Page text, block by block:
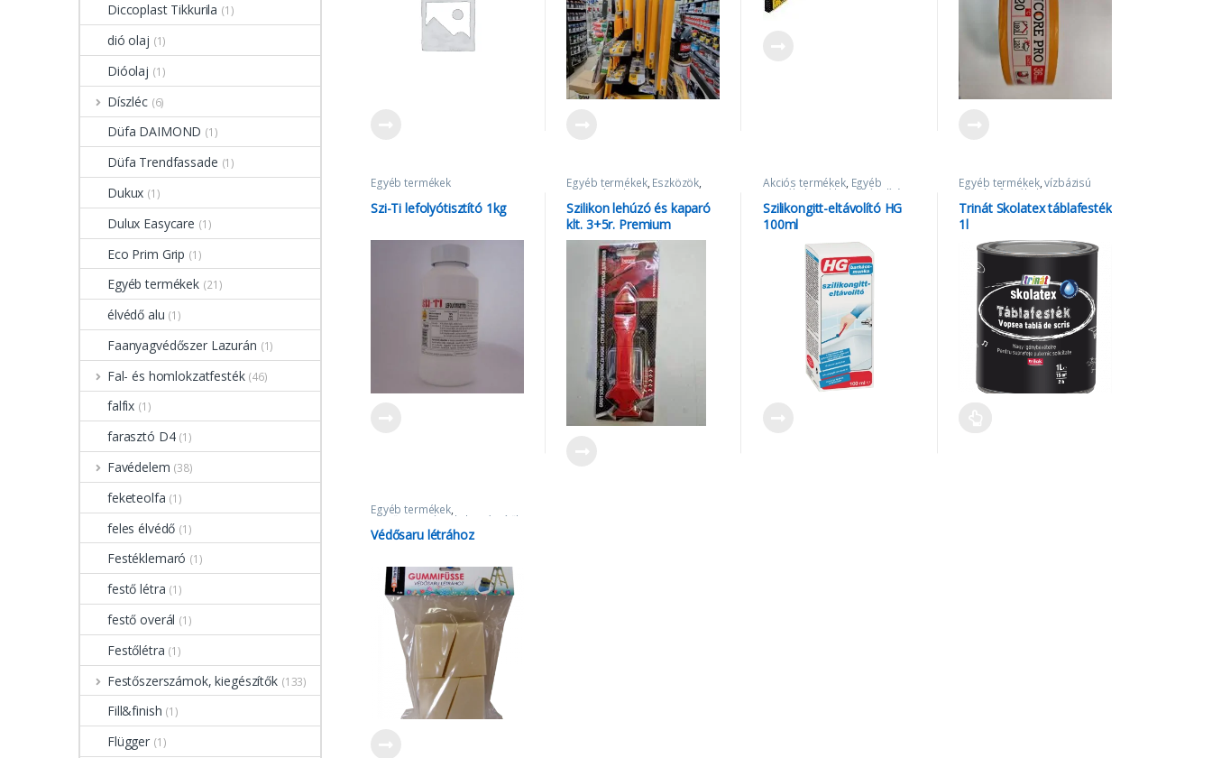
Egyéb termékek
Szi-Ti lefolyótisztító 1kg
Egyéb termékek, Eszközök,
Szerszámok
Szilikon lehúzó és kaparó
klt. 3+5r. Premium
Akciós termékek, Egyéb
termékek szilikon eltávolító
Tapasz és gitt
Szilikongitt-eltávolító HG
100ml
Egyéb termékek,vízbázisú
zománcfestékek,
Zománcfestékek
Trinát Skolatex táblafesték
1l
Egyéb termékek,
Festőszerszámok, kiegészítők
Védősaru létrához
Diccoplast Tikkurila (1)
dió olaj (1)
Dióolaj (1)
Díszléc (6)
Düfa DAIMOND (1)
Düfa Trendfassade (1)
Dukux (1)
Dulux Easycare (1)
Eco Prim Grip (1)
Egyéb termékek (21)
élvédő alu (1)
Faanyagvédőszer Lazurán (1)
Fal- és homlokzatfesték (46)
falfix (1)
farasztó D4 (1)
Favédelem (38)
feketeolfa (1)
feles élvédő (1)
Festéklemaró (1)
festő létra (1)
festő overál (1)
Festőlétra (1)
Festőszerszámok, kiegészítők (133)
Fill&finish (1)
Flügger (1)